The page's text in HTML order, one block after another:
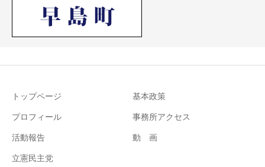
トップページ
基本政策
プロフィール
事務所アクセス
活動報告
動 画
立憲民主党